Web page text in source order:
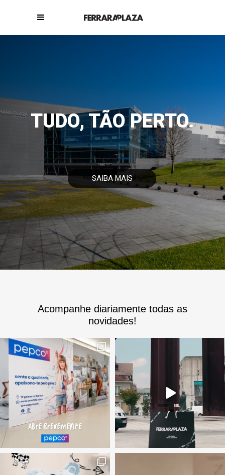
TUDO, TÃO PERTO.
SAIBA MAIS
Acompanhe diariamente todas as
novidades!